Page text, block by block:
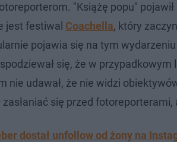
"Książę popu"
jest festiwal Coachella, który
pojawia się na tym
się, że w
nie udawał, że nie widzi
się przed
dostał unfollow od żony na